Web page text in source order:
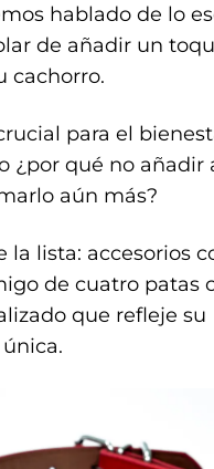
hablado de lo
de añadir un
cachorro.
para el
¿por qué no añadir
aún más?
la lista: accesorios
de cuatro patas
que refleje su